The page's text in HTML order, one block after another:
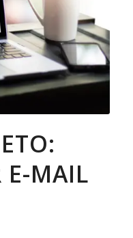
E-MAIL